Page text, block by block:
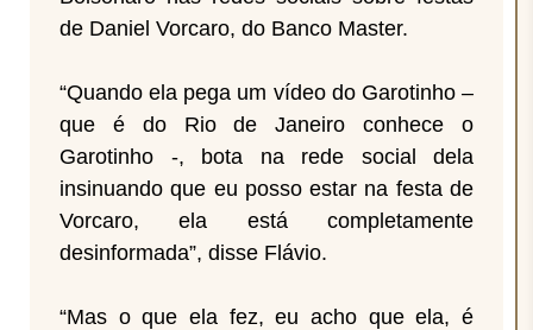
de Daniel Vorcaro, do Banco Master.
“Quando ela pega um vídeo do Garotinho –
que é do Rio de Janeiro conhece o
Garotinho -, bota na rede social dela
insinuando que eu posso estar na festa de
Vorcaro, ela está completamente
desinformada”, disse Flávio.
“Mas o que ela fez, eu acho que ela, é